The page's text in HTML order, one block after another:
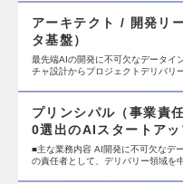
アーキテクト / 開発リ
タ基盤）
最先端AIの開発に不可欠なデータイ
チャ設計からプロジェクトデリバリ
プリンシパル（事業
0選出のAIスタートアッ
■主な業務内容 AI開発に不可欠なデ
の責任者として、デリバリー領域を